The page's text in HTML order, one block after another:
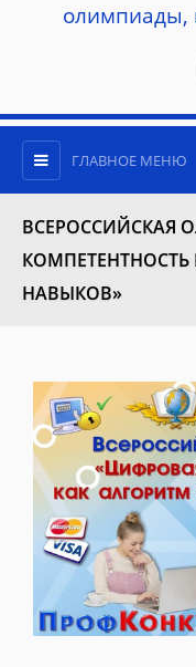
олимпиады,
ГЛАВНОЕ МЕНЮ
ВСЕРОССИЙСКАЯ
НАВЫКОВ»